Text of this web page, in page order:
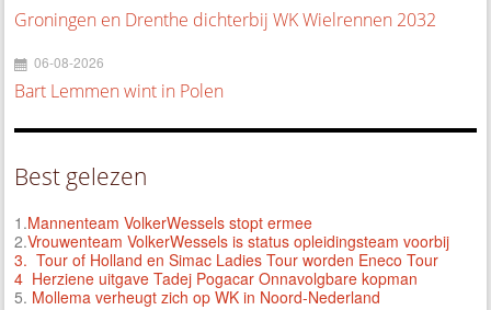
Groningen en Drenthe dichterbij WK Wielrennen 2032
06-08-2026
Bart Lemmen wint in Polen
Best gelezen
1.Mannenteam VolkerWessels stopt ermee
2.Vrouwenteam VolkerWessels is status opleidingsteam voorbij
3. Tour of Holland en Simac Ladies Tour worden Eneco Tour
4 Herziene uitgave Tadej Pogacar Onnavolgbare kopman
5. Mollema verheugt zich op WK in Noord-Nederland